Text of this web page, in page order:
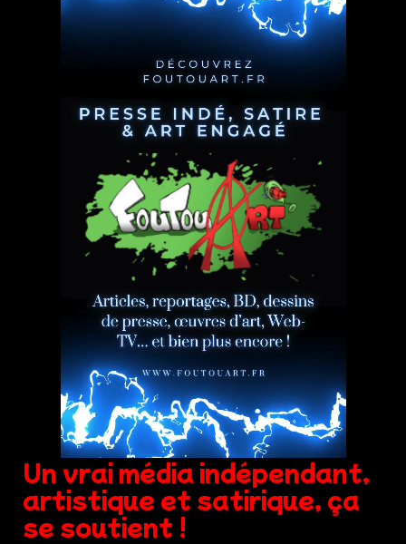
Un vrai média indépendant,
artistique et satirique, ça
se soutient !